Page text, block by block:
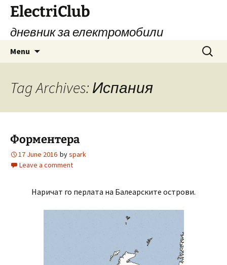
Skip
content
ElectriClub
дневник за електромобили
Menu
Search
for:
Tag Archives: Испания
Форментера
17 June 2016 byspark
Leave a comment
Наричат го перлата на Балеарските острови.